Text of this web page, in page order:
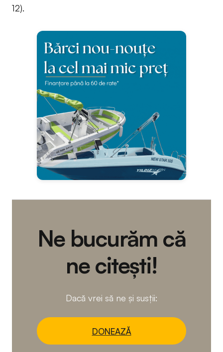
12).
Ne bucurăm că
ne citești!
Dacă vrei să ne și susții:
DONEAZĂ